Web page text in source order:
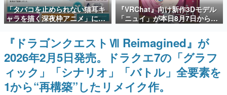
SNS拡散数が数千以上！ ページビュー数万以上！ などな
ど。多くの人々に読まれた、電ファミ渾身の“殿堂入り”記
事をまとめました。
ゲームの企画書
名作ゲームクリエイターの方々に製作時のエピソードをお
聞きし、ヒットする企画（ゲーム）とは何か？を探ってい
きます。
赫本
この物語を解いてはいけない。『赫本』は、〈試験問題〉
「タバコを止められない猫耳キ
ャラを描く深夜枠アニメ」に視
聴者の一部から批判意見。違法
薬物の使用と思しき描写も含め
て、BPOが議論を交わす
『VRChat』向け新作3Dモデル
「ニュイ」が本日8月7日から
BOOTHにて発売。瞳に光る星
や感情豊かな表情が、小悪魔か
わいい
『ドラゴンクエストⅦ Reimagined』が
2026年2月5日発売。ドラクエ7の「グラフ
ィック」「シナリオ」「バトル」全要素を
1から“再構築”したリメイク作。